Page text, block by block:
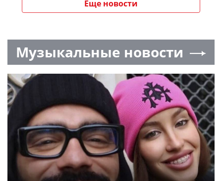
Еще новости
Музыкальные новости